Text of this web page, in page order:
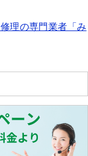
理の専門業者「み